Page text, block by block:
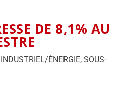
DE 8,1% AU
INDUSTRIEL/ÉNERGIE, SOUS-